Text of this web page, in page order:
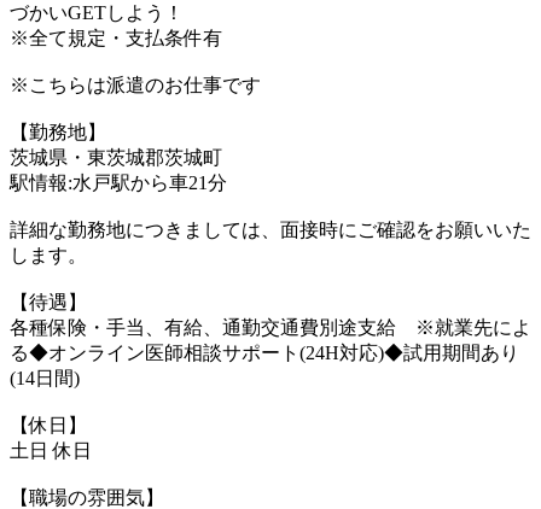
づかいGETしよう！
※全て規定・支払条件有
※こちらは派遣のお仕事です
【勤務地】
茨城県・東茨城郡茨城町
駅情報:水戸駅から車21分
詳細な勤務地につきましては、面接時にご確認をお願いいた
します。
【待遇】
各種保険・手当、有給、通勤交通費別途支給 ※就業先によ
る◆オンライン医師相談サポート(24H対応)◆試用期間あり
(14日間)
【休日】
土日 休日
【職場の雰囲気】